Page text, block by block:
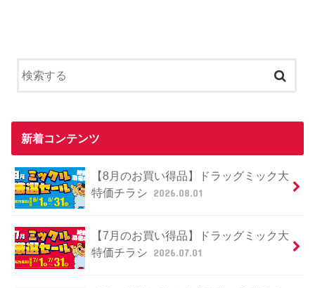
新着コンテンツ
【8月のお買い得品】ドラッグミック大
特価チラシ 2026.08.01
【7月のお買い得品】ドラッグミック大
特価チラシ 2026.07.01